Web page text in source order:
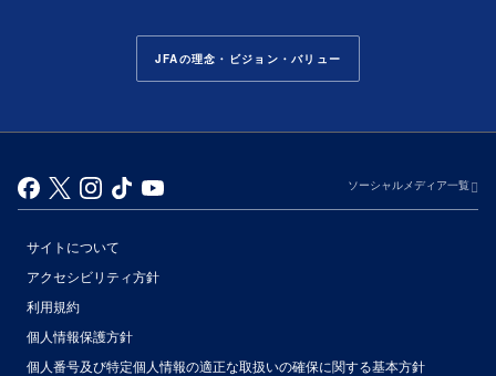
JFAの理念・ビジョン・バリュー
ソーシャルメディア一覧
サイトについて
アクセシビリティ方針
利用規約
個人情報保護方針
個人番号及び特定個人情報の適正な取扱いの確保に関する基本方針